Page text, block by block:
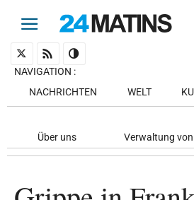
NAVIGATION :
NACHRICHTEN
WELT
Über uns Verwaltung